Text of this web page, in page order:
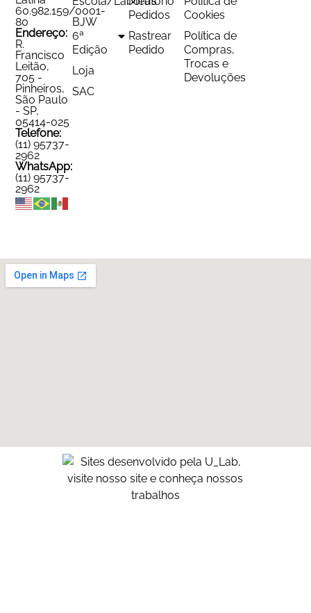
60.982.159/0001-
80
Endereço:
R.
Francisco
Leitão,
705 -
Pinheiros,
São Paulo
- SP,
05414-025
Telefone:
(11) 95737-
2962
WhatsApp:
(11) 95737-
2962
BJW
6ª
Edição
Loja
SAC
Pedidos
Rastrear
Pedido
Cookies
Política de
Compras,
Trocas e
Devoluções